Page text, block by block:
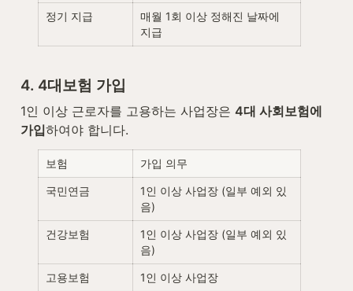
정기 지급
매월 1회 이상 정해진 날짜에
지급
4. 4대보험 가입
1인 이상 근로자를 고용하는 사업장은 4대 사회보험에
가입하여야 합니다.
보험 가입 의무
국민연금
1인 이상 사업장 (일부 예외 있
음)
건강보험
1인 이상 사업장 (일부 예외 있
음)
고용보험 1인 이상 사업장